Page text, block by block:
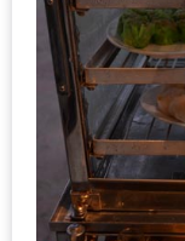
ติดต่อ
น้า
อ้วน
น้า
อ้วน
ชวน